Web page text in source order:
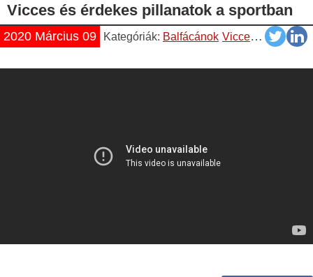
Vicces és érdekes pillanatok a sportban
2020 Március 09 Kategóriák: Balfácánok Vicces Videók